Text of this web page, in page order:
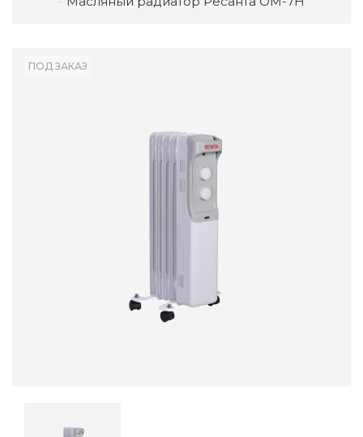
ПОД ЗАКАЗ